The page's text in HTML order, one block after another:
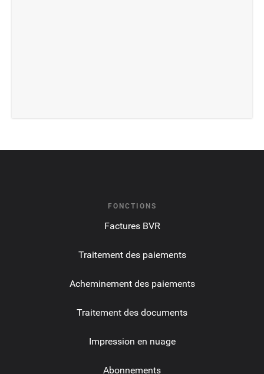
FONCTIONS
Factures BVR
Traitement des paiements
Acheminement des paiements
Traitement des documents
Impression en nuage
Abonnements